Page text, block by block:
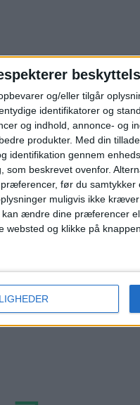
og/eller tilgår
identifikatorer og
og indhold, annonce- og
produkter. Med din
identifikation gennem
som beskrevet ovenfor.
før du
muligvis ikke
kan ændre dine præferencer
websted og klikke på